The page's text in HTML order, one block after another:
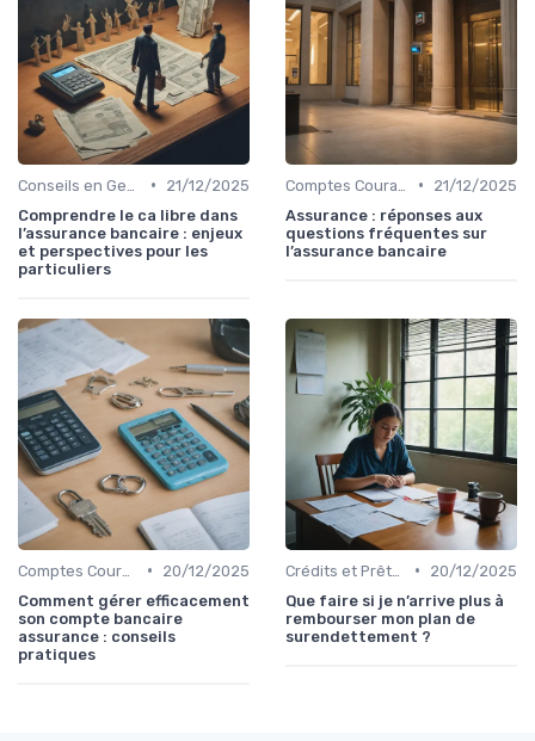
•
21/12/2025
Comprendre le ca libre dans
l’assurance bancaire : enjeux
et perspectives pour les
particuliers
•
21/12/2025
Assurance : réponses aux
questions fréquentes sur
l’assurance bancaire
•
20/12/2025
Comment gérer efficacement
son compte bancaire
assurance : conseils
pratiques
•
20/12/2025
Que faire si je n’arrive plus à
rembourser mon plan de
surendettement ?